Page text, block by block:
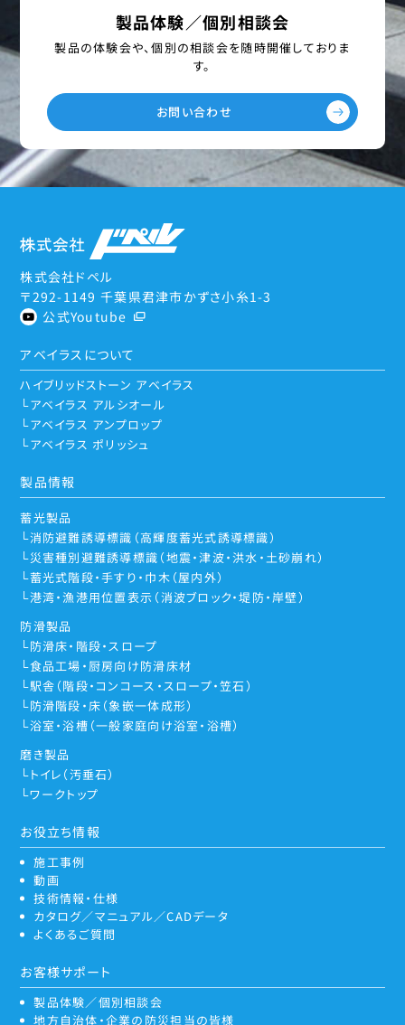
製品体験／個別相談会
製品の体験会や、個別の相談会を随時開催しておりま
す。
お問い合わせ
株式会社ドペル
〒292-1149 千葉県君津市かずさ小糸1-3
公式Youtube
アベイラスについて
ハイブリッドストーン アベイラス
アベイラス アルシオール
アベイラス アンプロップ
アベイラス ポリッシュ
製品情報
蓄光製品
消防避難誘導標識（高輝度蓄光式誘導標識）
災害種別避難誘導標識（地震・津波・洪水・土砂崩れ）
蓄光式階段・手すり・巾木（屋内外）
港湾・漁港用位置表示（消波ブロック・堤防・岸壁）
防滑製品
防滑床・階段・スロープ
食品工場・厨房向け防滑床材
駅舎（階段・コンコース・スロープ・笠石）
防滑階段・床（象嵌一体成形）
浴室・浴槽（一般家庭向け浴室・浴槽）
磨き製品
トイレ（汚垂石）
ワークトップ
お役立ち情報
施工事例
動画
技術情報・仕様
カタログ／マニュアル／CADデータ
よくあるご質問
お客様サポート
製品体験／個別相談会
地方自治体・企業の防災担当の皆様